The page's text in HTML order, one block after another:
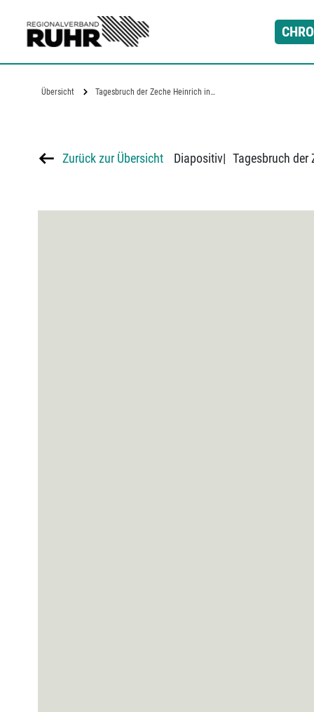
Übersicht Tagesbruch der Zeche Heinrich in…
Zurück zur Übersicht Diapositiv| Tagesbruch der